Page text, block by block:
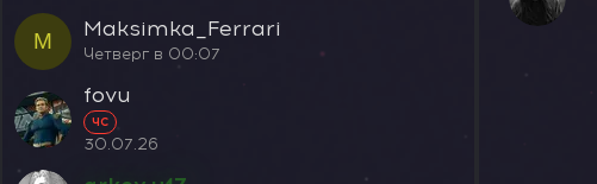
M Maksimka_Ferrari
Четверг в 00:07
fovu
ЧС
30.07.26